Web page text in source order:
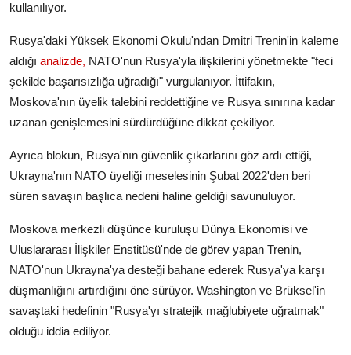
kullanılıyor.
Rusya'daki Yüksek Ekonomi Okulu'ndan Dmitri Trenin'in kaleme
aldığı analizde, NATO'nun Rusya'yla ilişkilerini yönetmekte "feci
şekilde başarısızlığa uğradığı" vurgulanıyor. İttifakın,
Moskova'nın üyelik talebini reddettiğine ve Rusya sınırına kadar
uzanan genişlemesini sürdürdüğüne dikkat çekiliyor.
Ayrıca blokun, Rusya'nın güvenlik çıkarlarını göz ardı ettiği,
Ukrayna'nın NATO üyeliği meselesinin Şubat 2022'den beri
süren savaşın başlıca nedeni haline geldiği savunuluyor.
Moskova merkezli düşünce kuruluşu Dünya Ekonomisi ve
Uluslararası İlişkiler Enstitüsü'nde de görev yapan Trenin,
NATO'nun Ukrayna'ya desteği bahane ederek Rusya'ya karşı
düşmanlığını artırdığını öne sürüyor. Washington ve Brüksel'in
savaştaki hedefinin "Rusya'yı stratejik mağlubiyete uğratmak"
olduğu iddia ediliyor.